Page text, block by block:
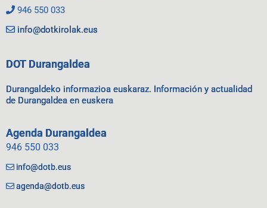
946 550 033
info@dotkirolak.eus
DOT Durangaldea
Durangaldeko informazioa euskaraz. Información y actualidad
de Durangaldea en euskera
Agenda Durangaldea
946 550 033
info@dotb.eus
agenda@dotb.eus